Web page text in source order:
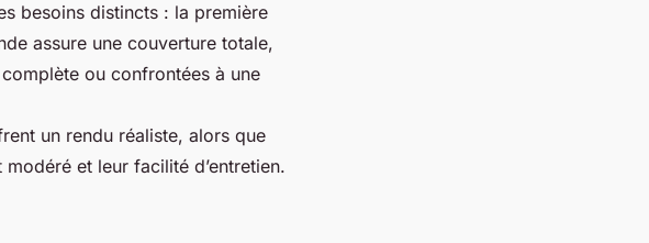
besoins distincts : la première
assure une couverture totale,
ou confrontées à une
un rendu réaliste, alors que
et leur facilité d’entretien.